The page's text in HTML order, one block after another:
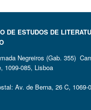
DE ESTUDOS DE
Negreiros (Gab. 355)
1099-085, Lisboa
Av. de Berna, 26 C, 1069-